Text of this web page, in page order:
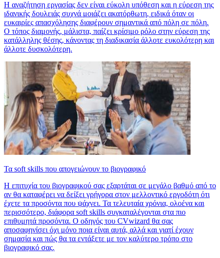
Η αναζήτηση εργασίας δεν είναι εύκολη υπόθεση και η εύρεση της
ιδανικής δουλειάς συχνά μοιάζει ακατόρθωτη, ειδικά όταν οι
ευκαιρίες απασχόλησης διαφέρουν σημαντικά από πόλη σε πόλη.
Ο τόπος διαμονής, μάλιστα, παίζει κρίσιμο ρόλο στην εύρεση της
κατάλληλης θέσης, κάνοντας τη διαδικασία άλλοτε ευκολότερη και
άλλοτε δυσκολότερη.
Τα soft skills που απογειώνουν το βιογραφικό
Η επιτυχία του βιογραφικού σας εξαρτάται σε μεγάλο βαθμό από το
αν θα καταφέρει να δείξει γρήγορα στον μελλοντικό εργοδότη ότι
έχετε τα προσόντα που ψάχνει. Τα τελευταία χρόνια, ολοένα και
περισσότερο, διάφορα soft skills συγκαταλέγονται στα πιο
επιθυμητά προσόντα. Ο οδηγός του CVwizard θα σας
αποσαφηνίσει όχι μόνο ποια είναι αυτά, αλλά και γιατί έχουν
σημασία και πώς θα τα εντάξετε με τον καλύτερο τρόπο στο
βιογραφικό σας.